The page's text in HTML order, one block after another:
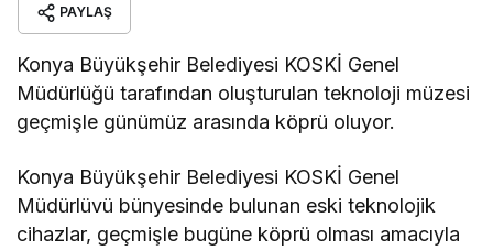
PAYLAŞ
Konya Büyükşehir Belediyesi KOSKİ Genel
Müdürlüğü tarafından oluşturulan teknoloji müzesi
geçmişle günümüz arasında köprü oluyor.
Konya Büyükşehir Belediyesi KOSKİ Genel
Müdürlüvü bünyesinde bulunan eski teknolojik
cihazlar, geçmişle bugüne köprü olması amacıyla